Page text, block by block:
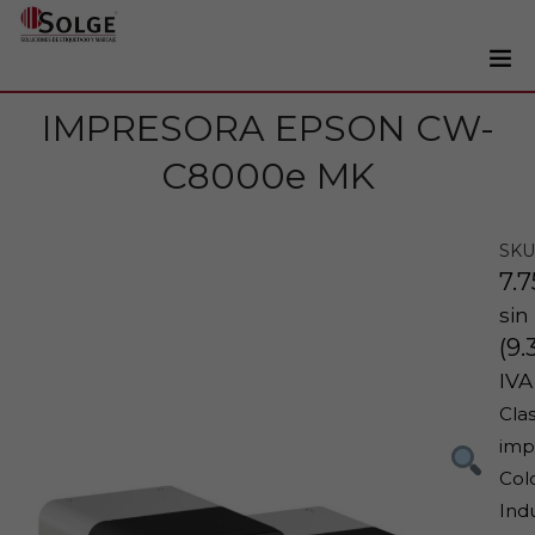
Soluciones
0
IMPRESORA EPSON CW-
C8000e MK
sin
(